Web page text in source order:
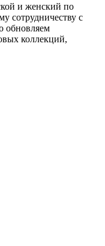
и женский по
сотрудничеству с
обновляем
коллекций,